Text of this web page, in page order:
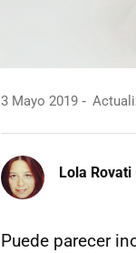
3 Mayo 2019
Lola Rovati
Puede parecer